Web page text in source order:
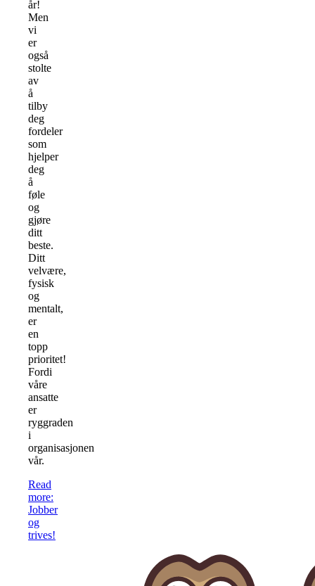
år!
Men
vi
er
også
stolte
av
å
tilby
deg
fordeler
som
hjelper
deg
å
føle
og
gjøre
ditt
beste.
Ditt
velvære,
fysisk
og
mentalt,
er
en
topp
prioritet!
Fordi
våre
ansatte
er
ryggraden
i
organisasjonen
vår.
Read
more:
Jobber
og
trives!